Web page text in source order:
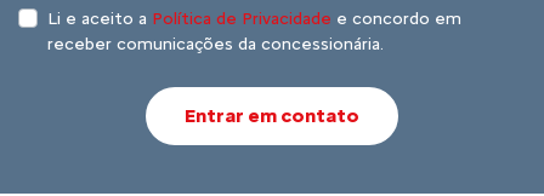
Li e aceito a Política de Privacidade e concordo em
receber comunicações da concessionária.
Entrar em contato